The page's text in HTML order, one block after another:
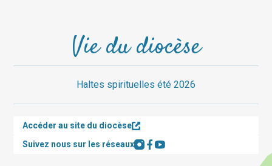
Vie du diocèse
Haltes spirituelles été 2026
Accéder au site du diocèse
Suivez nous sur les réseaux